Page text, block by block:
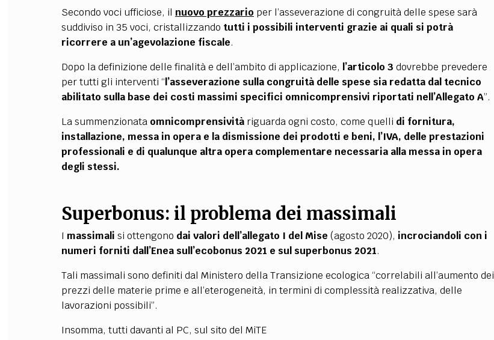
Secondo voci ufficiose, il nuovo prezzario per l’asseverazione di congruità delle spese sarà
suddiviso in 35 voci, cristallizzando tutti i possibili interventi grazie ai quali si potrà
ricorrere a un’agevolazione fiscale.
Dopo la definizione delle finalità e dell’ambito di applicazione, l’articolo 3 dovrebbe prevedere
per tutti gli interventi “ l’asseverazione sulla congruità delle spese sia redatta dal tecnico
abilitato sulla base dei costi massimi specifici omnicomprensivi riportati nell’Allegato A”.
La summenzionata omnicomprensivitàriguarda ogni costo, come quelli di fornitura,
installazione, messa in opera e la dismissione dei prodotti e beni, l’IVA, delle prestazioni
professionali e di qualunque altra opera complementare necessaria alla messa in opera
degli stessi.
Superbonus: il problema dei massimali
I massimali si ottengono dai valori dell’allegato I del Mise (agosto 2020), incrociandoli con i
numeri forniti dall’Enea sull’ecobonus 2021 e sul superbonus 2021.
Tali massimali sono definiti dal Ministero della Transizione ecologica “correlabili all’aumento dei
prezzi delle materie prime e all’eterogeneità, in termini di complessità realizzativa, delle
lavorazioni possibili”.
Insomma, tutti davanti al PC, sul sito del MiTE